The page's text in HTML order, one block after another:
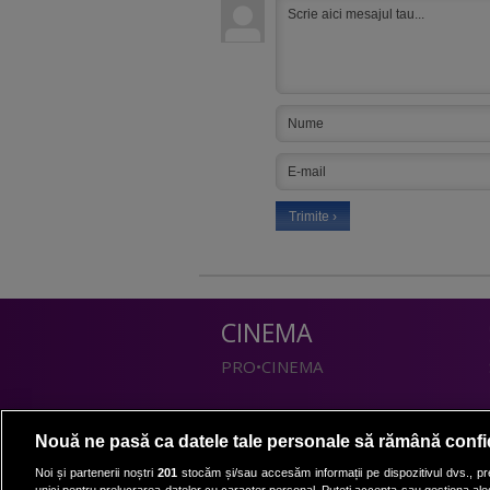
CINEMA
PRO•CINEMA
DIVERTISMENT
PRO•TV
Nouă ne pasă ca datele tale personale să rămână
Noi și partenerii noștri 201stocăm și/sau accesăm informații pe dispozitivul dvs.,